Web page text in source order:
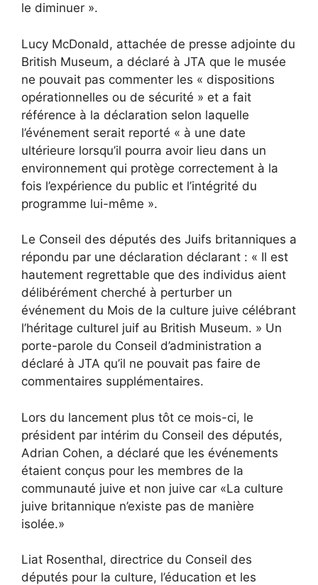
le diminuer ».
Lucy McDonald, attachée de presse adjointe du
British Museum, a déclaré à JTA que le musée
ne pouvait pas commenter les « dispositions
opérationnelles ou de sécurité » et a fait
référence à la déclaration selon laquelle
l’événement serait reporté « à une date
ultérieure lorsqu’il pourra avoir lieu dans un
environnement qui protège correctement à la
fois l’expérience du public et l’intégrité du
programme lui-même ».
Le Conseil des députés des Juifs britanniques a
répondu par une déclaration déclarant : « Il est
hautement regrettable que des individus aient
délibérément cherché à perturber un
événement du Mois de la culture juive célébrant
l’héritage culturel juif au British Museum. » Un
porte-parole du Conseil d’administration a
déclaré à JTA qu’il ne pouvait pas faire de
commentaires supplémentaires.
Lors du lancement plus tôt ce mois-ci, le
président par intérim du Conseil des députés,
Adrian Cohen, a déclaré que les événements
étaient conçus pour les membres de la
communauté juive et non juive car «La culture
juive britannique n’existe pas de manière
isolée.»
Liat Rosenthal, directrice du Conseil des
députés pour la culture, l’éducation et les